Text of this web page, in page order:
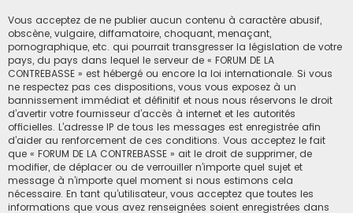
Vous acceptez de ne publier aucun contenu à caractère abusif,
obscène, vulgaire, diffamatoire, choquant, menaçant,
pornographique, etc. qui pourrait transgresser la législation de votre
pays, du pays dans lequel le serveur de « FORUM DE LA
CONTREBASSE » est hébergé ou encore la loi internationale. Si vous
ne respectez pas ces dispositions, vous vous exposez à un
bannissement immédiat et définitif et nous nous réservons le droit
d’avertir votre fournisseur d’accès à internet et les autorités
officielles. L’adresse IP de tous les messages est enregistrée afin
d’aider au renforcement de ces conditions. Vous acceptez le fait
que « FORUM DE LA CONTREBASSE » ait le droit de supprimer, de
modifier, de déplacer ou de verrouiller n’importe quel sujet et
message à n’importe quel moment si nous estimons cela
nécessaire. En tant qu’utilisateur, vous acceptez que toutes les
informations que vous avez renseignées soient enregistrées dans